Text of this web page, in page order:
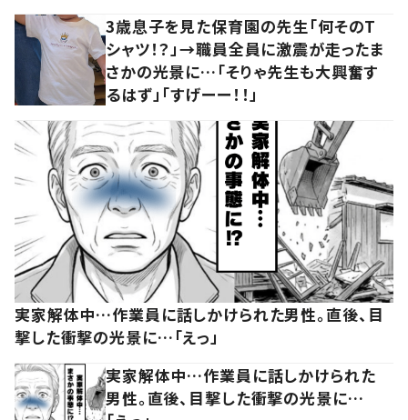
3歳息子を見た保育園の先生「何そのT
シャツ！？」→職員全員に激震が走ったま
さかの光景に…「そりゃ先生も大興奮す
るはず」「すげーー！！」
実家解体中…作業員に話しかけられた男性。直後、目
撃した衝撃の光景に…「えっ」
実家解体中…作業員に話しかけられた
男性。直後、目撃した衝撃の光景に…